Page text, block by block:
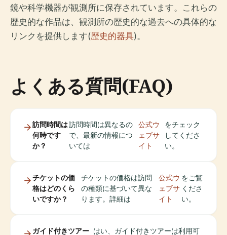
鏡や科学機器が観測所に保存されています。これらの
歴史的な作品は、観測所の歴史的な過去への具体的な
リンクを提供します(歴史的器具)。
よくある質問(FAQ)
訪問時間は
何時です
か？
訪問時間は異なるの
で、最新の情報につ
いては
公式ウ
ェブサ
イト
をチェック
してくださ
い。
チケットの価
格はどのくら
いですか？
チケットの価格は訪問
の種類に基づいて異な
ります。詳細は
公式ウ
ェブサ
イト
をご覧
くださ
い。
ガイド付きツアー はい、ガイド付きツアーは利用可